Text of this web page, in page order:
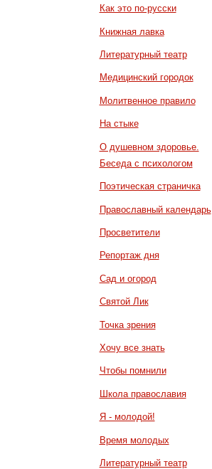
Как это по-русски
Книжная лавка
Литературный театр
Медицинский городок
Молитвенное правило
На стыке
О душевном здоровье.
Беседа с психологом
Поэтическая страничка
Православный календарь
Просветители
Репортаж дня
Сад и огород
Святой Лик
Точка зрения
Хочу все знать
Чтобы помнили
Школа православия
Я - молодой!
Время молодых
Литературный театр